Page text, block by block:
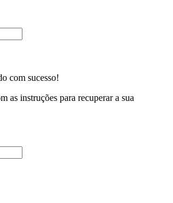
com sucesso!
as instruções para recuperar a sua